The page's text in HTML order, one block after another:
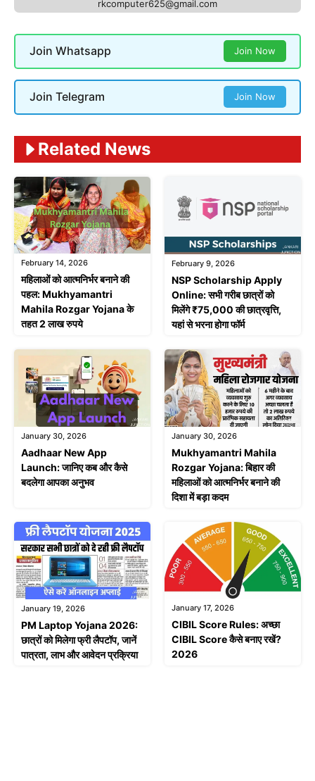
rkcomputer625@gmail.com
Join Whatsapp Join Now
Join Telegram Join Now
Related News
February 14, 2026
महिलाओं को आत्मनिर्भर बनाने की
पहल: Mukhyamantri
Mahila Rozgar Yojana के
तहत 2 लाख रुपये
February 9, 2026
NSP Scholarship Apply
Online: सभी गरीब छात्रों को
मिलेंगे ₹75,000 की छात्रवृत्ति,
यहां से भरना होगा फॉर्म
January 30, 2026
Aadhaar New App
Launch: जानिए कब और कैसे
बदलेगा आपका अनुभव
January 30, 2026
Mukhyamantri Mahila
Rozgar Yojana: बिहार की
महिलाओं को आत्मनिर्भर बनाने की
दिशा में बड़ा कदम
January 19, 2026
PM Laptop Yojana 2026:
छात्रों को मिलेगा फ्री लैपटॉप, जानें
पात्रता, लाभ और आवेदन प्रक्रिया
January 17, 2026
CIBIL Score Rules: अच्छा
CIBIL Score कैसे बनाए रखें?
2026